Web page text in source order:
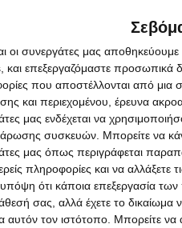
οι συνεργάτες μας
και επεξεργαζόμαστε προσωπικά
που αποστέλλονται από μια
και περιεχομένου, έρευνα
μας ενδέχεται να
συσκευών. Μπορείτε να
μας όπως περιγράφεται
πληροφορίες και να αλλάξετε
ότι κάποια επεξεργασία
σας, αλλά έχετε το δικαίωμα
αυτόν τον ιστότοπο. Μπορείτε να